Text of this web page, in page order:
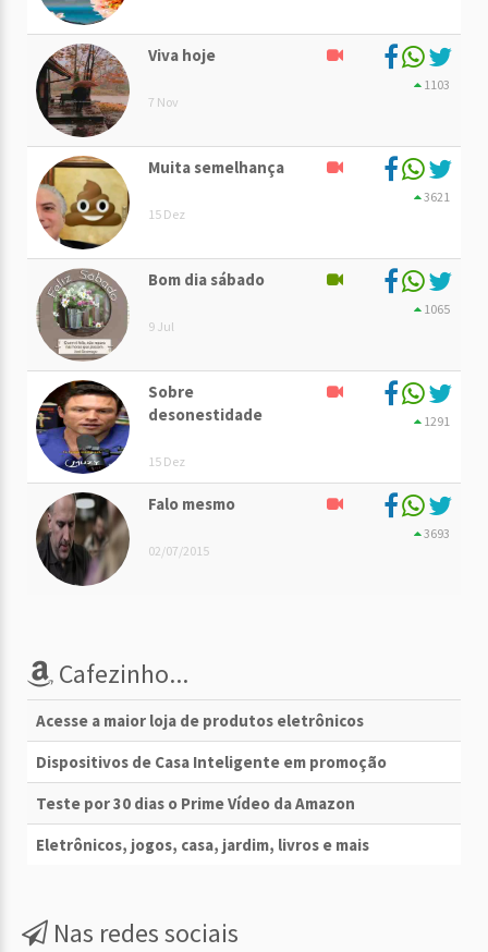
Viva hoje
7 Nov
1103
Muita semelhança
15 Dez
3621
Bom dia sábado
9 Jul
1065
Sobre
desonestidade
15 Dez
1291
Falo mesmo
02/07/2015
3693
Cafezinho...
Acesse a maior loja de produtos eletrônicos
Dispositivos de Casa Inteligente em promoção
Teste por 30 dias o Prime Vídeo da Amazon
Eletrônicos, jogos, casa, jardim, livros e mais
Nas redes sociais